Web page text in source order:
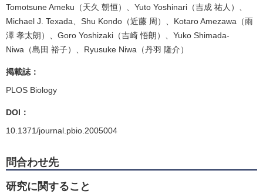
Tomotsune Ameku（天久 朝恒）、Yuto Yoshinari（吉成 祐人）、
Michael J. Texada、Shu Kondo（近藤 周）、Kotaro Amezawa（雨
澤 孝太朗）、Goro Yoshizaki（吉崎 悟朗）、Yuko Shimada-
Niwa（島田 裕子）、Ryusuke Niwa（丹羽 隆介）
掲載誌：
PLOS Biology
DOI：
10.1371/journal.pbio.2005004
問合わせ先
研究に関すること